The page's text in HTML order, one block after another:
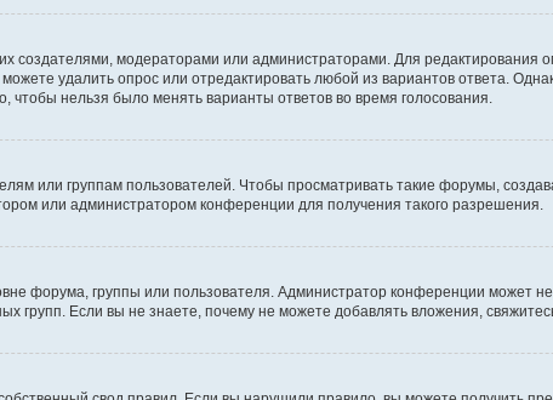
создателями, модераторами или администраторами. Для редактирования
удалить опрос или отредактировать любой из вариантов ответа.
чтобы нельзя было менять варианты ответов во время голосования.
или группам пользователей. Чтобы просматривать такие форумы,
или администратором конференции для получения такого разрешения.
форума, группы или пользователя. Администратор конференции может
групп. Если вы не знаете, почему не можете добавлять вложения,